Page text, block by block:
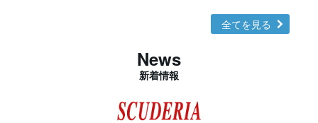
全てを見る
News
新着情報